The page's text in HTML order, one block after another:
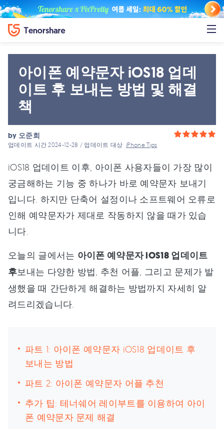
아이폰 예약문자 iOS18 업데
이트 후 보내는 방법 및 해결
책
by 오준희
업데이트 시간 2024-12-28 / 업데이트 대상iPhone Tips
iOS18 업데이트 이후, 아이폰 사용자들이 가장 많이
궁금해하는 기능 중 하나가 바로 예약문자 보내기
입니다. 하지만 단축어 설정이나 소프트웨어 오류로
인해 예약문자가 제대로 작동하지 않을 때가 있습
니다.
오늘의 글에서는 아이폰 예약문자 iOS18 업데이트
후보내는 다양한 방법, 추천 어플, 그리고 문제가 발
생했을 때 간단하게 해결하는 방법까지 자세히 알
려드리겠습니다.
파트 1: 아이폰 예약문자 iOS18 업데이트 후
보내는 방법
파트 2: 아이폰 예약문자 어플 추천
추가 팁: 테너쉐어 레이부트를 이용하여 아이
폰 예약문자 문제 해결